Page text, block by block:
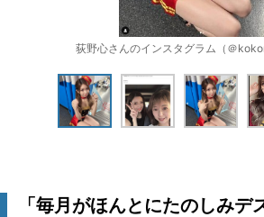
荻野心さんのインスタグラム（＠
「毎月がほんとにたのしみデ